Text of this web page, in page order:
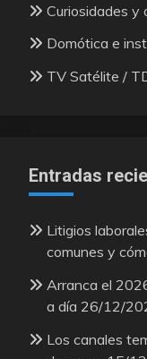
Curiosidades y
Domótica e
TV Satélite /
Entradas
Litigios
comunes y
Arranca el
a día 26/12/
Los canales